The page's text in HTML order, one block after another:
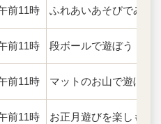
前11時 ふれあいあそびでみん
前11時 段ボールで遊ぼう
前11時 マットのお山で遊ぼう
前11時 お正月遊びを楽しもう